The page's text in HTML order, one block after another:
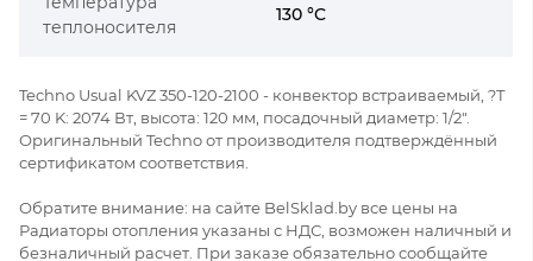
теплоносителя
130 °C
Techno Usual KVZ 350-120-2100 - конвектор встраиваемый, ?Т
= 70 K: 2074 Вт, высота: 120 мм, посадочный диаметр: 1/2".
Оригинальный Techno от производителя подтверждённый
сертификатом соответствия.
Обратите внимание: на сайте BelSklad.by все цены на
Радиаторы отопления указаны с НДС, возможен наличный и
безналичный расчет. При заказе обязательно сообщайте